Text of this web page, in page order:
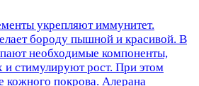
укрепляют иммунитет.
бороду пышной и красивой. В
необходимые компоненты,
и стимулируют рост. При этом
кожного покрова. Алерана